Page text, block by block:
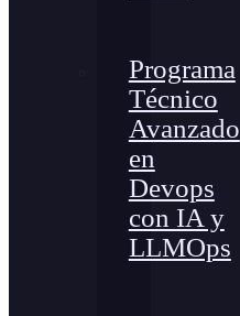
Programa
Técnico
Avanzado
en
Devops
con IA y
LLMOps